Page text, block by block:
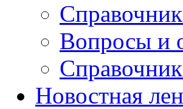
Вопросы и
Новостная